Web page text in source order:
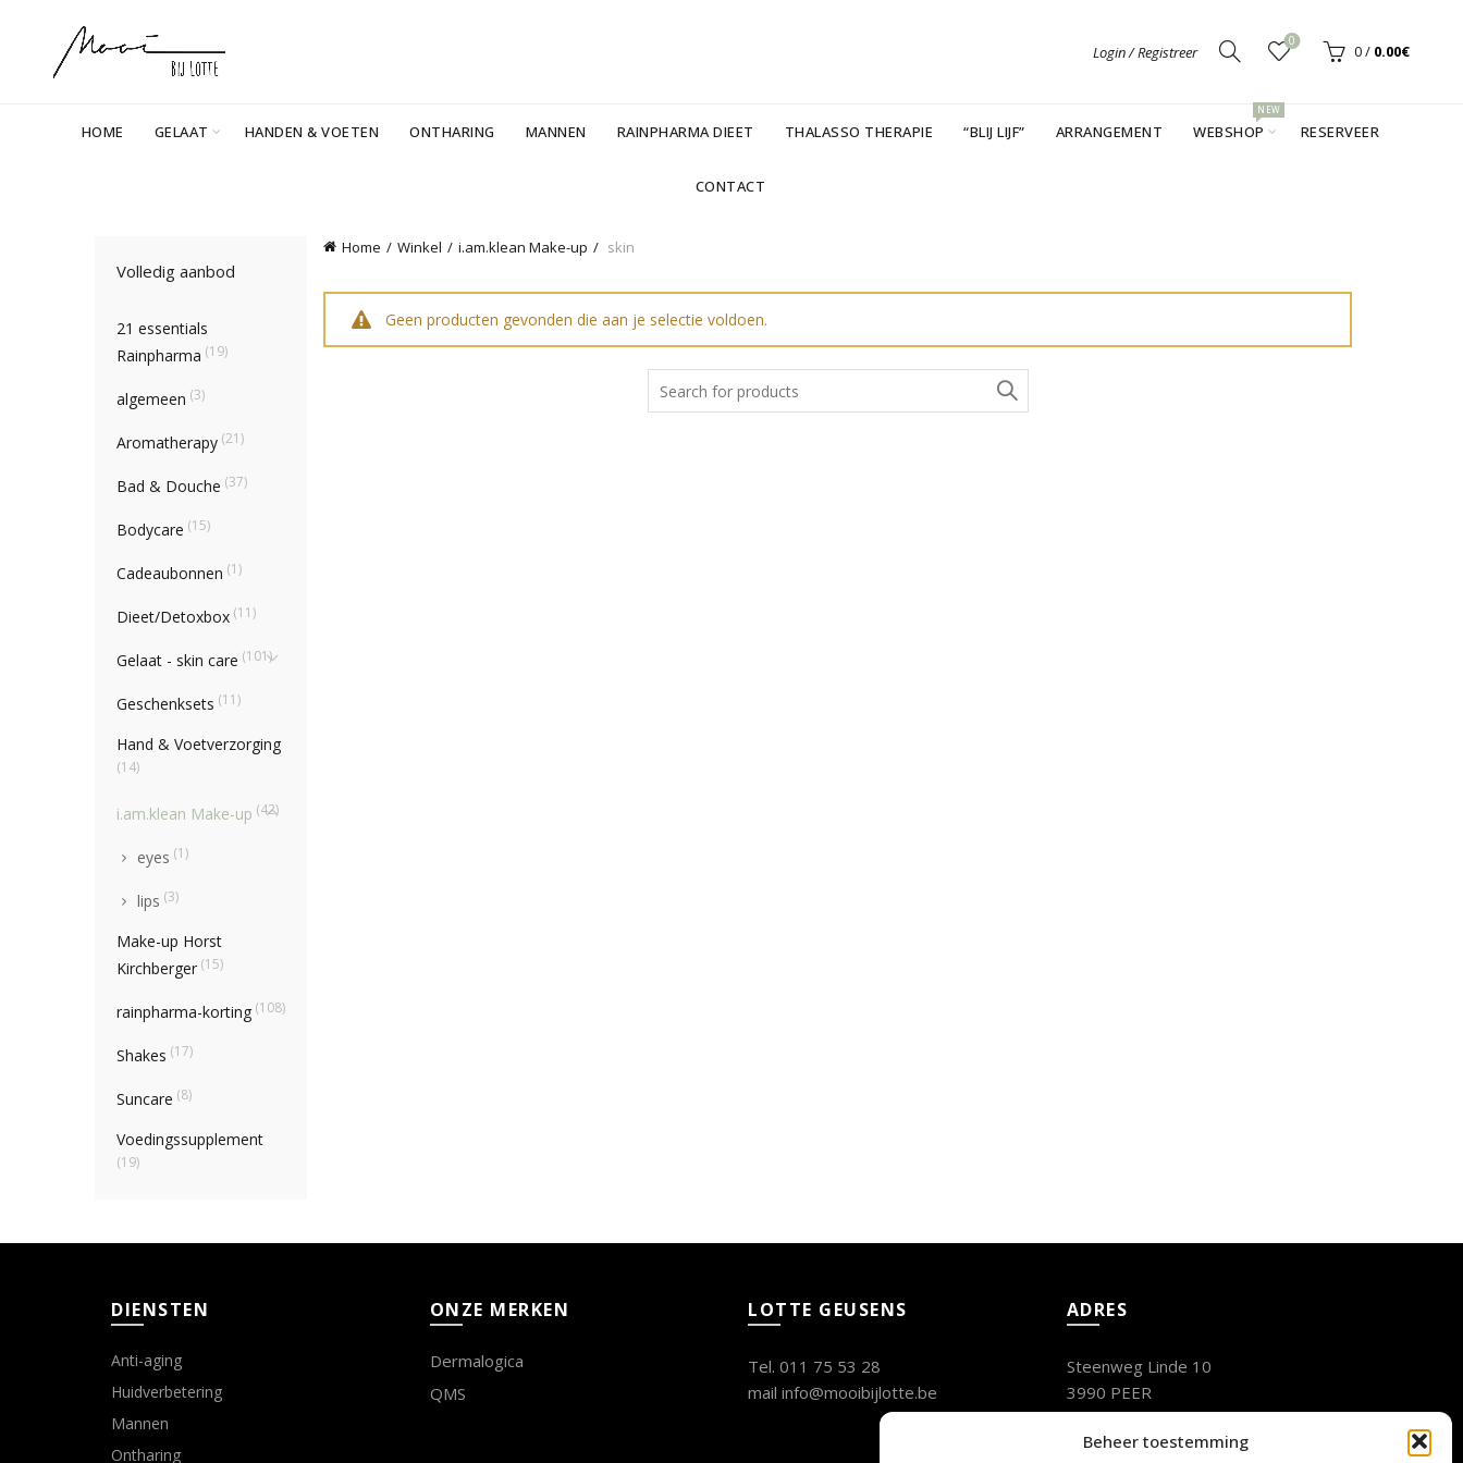
Beheer toestemming
Login / Registreer
0
0/ 0.00€
HOME GELAAT HANDEN & VOETEN ONTHARING MANNEN RAINPHARMA DIEET THALASSO THERAPIE “BLIJ LIJF” ARRANGEMENT WEBSHOP
NEW
RESERVEER
CONTACT
Home Winkel i.am.klean Make-up skin
Geen producten gevonden die aan je selectie voldoen.
for:
Volledig aanbod
21 essentials
Rainpharma (19)
algemeen (3)
Aromatherapy (21)
Bad & Douche (37)
Bodycare (15)
Cadeaubonnen (1)
Dieet/Detoxbox (11)
Gelaat - skin care (101)
Geschenksets (11)
Hand & Voetverzorging
(14)
i.am.klean Make-up (42)
eyes (1)
lips (3)
Make-up Horst
Kirchberger (15)
rainpharma-korting (108)
Shakes (17)
Suncare (8)
Voedingssupplement
(19)
DIENSTEN
Anti-aging
Huidverbetering
Mannen
Ontharing
ONZE MERKEN
Dermalogica
QMS
LOTTE GEUSENS
Tel. 011 75 53 28
mail info@mooibijlotte.be
ADRES
Steenweg Linde 10
3990 PEER
Belgïe